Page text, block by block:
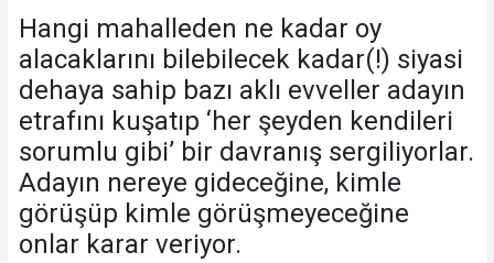
Hangi mahalleden ne kadar oy
alacaklarını bilebilecek kadar(!) siyasi
dehaya sahip bazı aklı evveller adayın
etrafını kuşatıp ‘her şeyden kendileri
sorumlu gibi’ bir davranış sergiliyorlar.
Adayın nereye gideceğine, kimle
görüşüp kimle görüşmeyeceğine
onlar karar veriyor.